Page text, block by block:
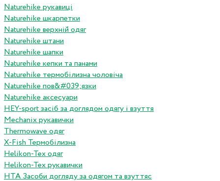
Naturehike рукавиці
Naturehike шкарпетки
Naturehike верхній одяг
Naturehike штани
Naturehike шапки
Naturehike кепки та панами
Naturehike термобілизна чоловіча
Naturehike пов&#039;язки
Naturehike аксесуари
HEY-sport засіб за доглядом одягу і взуття
Mechanix рукавички
Thermowave одяг
X-Fish Термобілизна
Helikon-Tex одяг
Helikon-Tex рукавички
HTA Засоби догляду за одягом та взуттяс